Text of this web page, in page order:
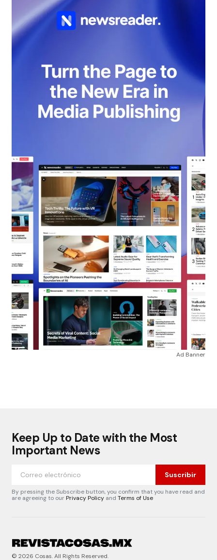
Ad Banner
Keep Up to Date with the Most
Important News
Suscribir
By pressing the Subscribe button, you confirm that you have read and
are agreeing to ourPrivacy Policy and Terms of Use
© 2026 Cosas. All Rights Reserved.